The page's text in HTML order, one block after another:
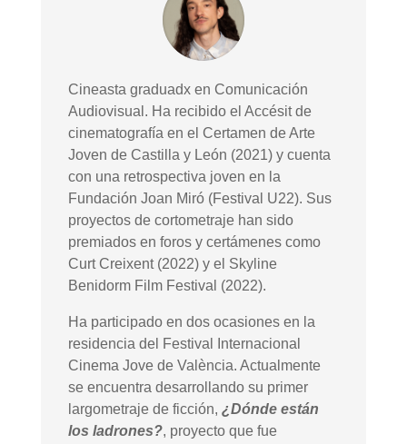
Cineasta graduadx en Comunicación
Audiovisual. Ha recibido el Accésit de
cinematografía en el Certamen de Arte
Joven de Castilla y León (2021) y cuenta
con una retrospectiva joven en la
Fundación Joan Miró (Festival U22). Sus
proyectos de cortometraje han sido
premiados en foros y certámenes como
Curt Creixent (2022) y el Skyline
Benidorm Film Festival (2022).
Ha participado en dos ocasiones en la
residencia del Festival Internacional
Cinema Jove de València. Actualmente
se encuentra desarrollando su primer
largometraje de ficción, ¿Dónde están
los ladrones?, proyecto que fue